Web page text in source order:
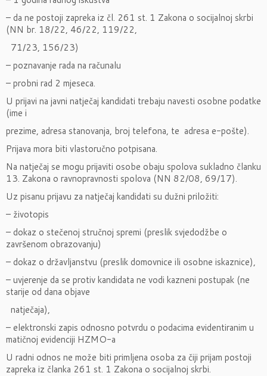
– da ne postoji zapreka iz čl. 261 st. 1 Zakona o socijalnoj skrbi
(NN br. 18/22, 46/22, 119/22,
71/23, 156/23)
– poznavanje rada na računalu
– probni rad 2 mjeseca.
U prijavi na javni natječaj kandidati trebaju navesti osobne podatke
(ime i
prezime, adresa stanovanja, broj telefona, te adresa e-pošte).
Prijava mora biti vlastoručno potpisana.
Na natječaj se mogu prijaviti osobe obaju spolova sukladno članku
13. Zakona o ravnopravnosti spolova (NN 82/08, 69/17).
Uz pisanu prijavu za natječaj kandidati su dužni priložiti:
– životopis
– dokaz o stečenoj stručnoj spremi (preslik svjedodžbe o
završenom obrazovanju)
– dokaz o državljanstvu (preslik domovnice ili osobne iskaznice),
– uvjerenje da se protiv kandidata ne vodi kazneni postupak (ne
starije od dana objave
natječaja),
– elektronski zapis odnosno potvrdu o podacima evidentiranim u
matičnoj evidenciji HZMO-a
U radni odnos ne može biti primljena osoba za čiji prijam postoji
zapreka iz članka 261 st. 1 Zakona o socijalnoj skrbi.